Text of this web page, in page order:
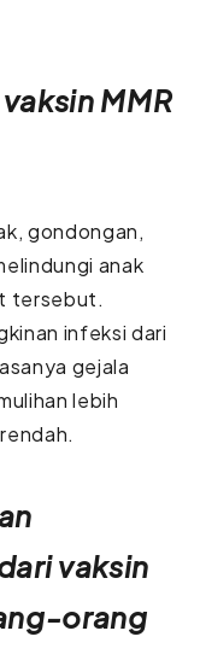
MMR
gondongan,
anak
tersebut.
infeksi dari
gejala
lebih
vaksin
orang